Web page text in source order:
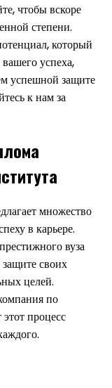
чтобы вскоре
степени.
который
успеха,
успешной защите
к нам за
множество
в карьере.
вуза
своих
целей.
по
процесс